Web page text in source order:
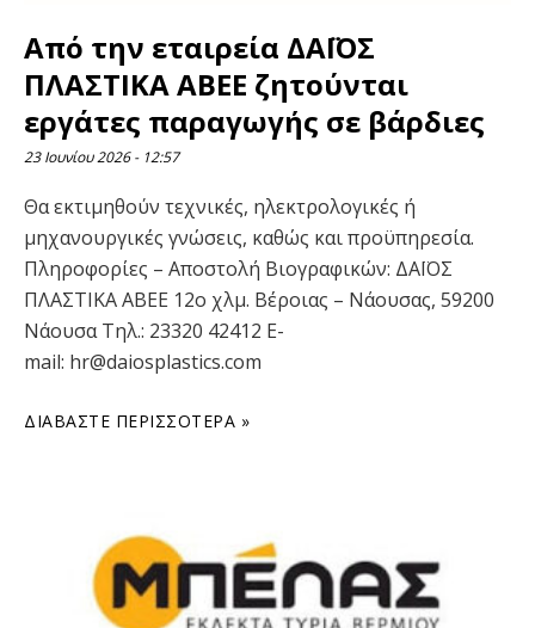
Από την εταιρεία ΔΑΪΟΣ
ΠΛΑΣΤΙΚΑ ΑΒΕΕ ζητούνται
εργάτες παραγωγής σε βάρδιες
23 Ιουνίου 2026 12:57
Θα εκτιμηθούν τεχνικές, ηλεκτρολογικές ή
μηχανουργικές γνώσεις, καθώς και προϋπηρεσία.
Πληροφορίες – Αποστολή Βιογραφικών: ΔΑΪΟΣ
ΠΛΑΣΤΙΚΑ ΑΒΕΕ 12ο χλμ. Βέροιας – Νάουσας, 59200
Νάουσα Τηλ.: 23320 42412 E-
mail: hr@daiosplastics.com
ΔΙΑΒΆΣΤΕ ΠΕΡΙΣΣΌΤΕΡΑ »